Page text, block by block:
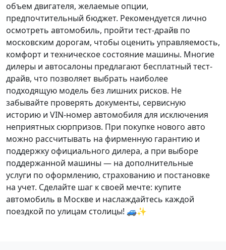
объем двигателя, желаемые опции,
предпочтительный бюджет. Рекомендуется лично
осмотреть автомобиль, пройти тест-драйв по
московским дорогам, чтобы оценить управляемость,
комфорт и техническое состояние машины. Многие
дилеры и автосалоны предлагают бесплатный тест-
драйв, что позволяет выбрать наиболее
подходящую модель без лишних рисков. Не
забывайте проверять документы, сервисную
историю и VIN-номер автомобиля для исключения
неприятных сюрпризов. При покупке нового авто
можно рассчитывать на фирменную гарантию и
поддержку официального дилера, а при выборе
поддержанной машины — на дополнительные
услуги по оформлению, страхованию и постановке
на учет. Сделайте шаг к своей мечте: купите
автомобиль в Москве и наслаждайтесь каждой
поездкой по улицам столицы! 🚙✨